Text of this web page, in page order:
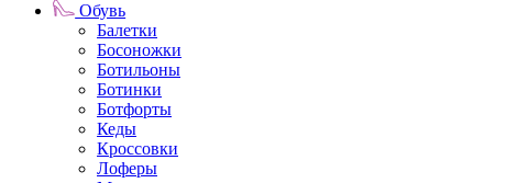
Обувь
Балетки
Босоножки
Ботильоны
Ботинки
Ботфорты
Кеды
Кроссовки
Лоферы